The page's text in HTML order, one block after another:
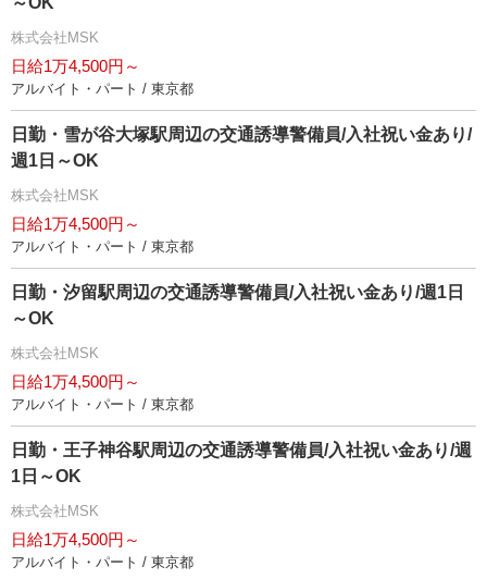
株式会社MSK
日給1万4,500円～
アルバイト・パート / 東京都
日勤・雪が谷大塚駅周辺の交通誘導警備員/入社祝い金あり/
週1日～OK
株式会社MSK
日給1万4,500円～
アルバイト・パート / 東京都
日勤・汐留駅周辺の交通誘導警備員/入社祝い金あり/週1日
～OK
株式会社MSK
日給1万4,500円～
アルバイト・パート / 東京都
日勤・王子神谷駅周辺の交通誘導警備員/入社祝い金あり/週
1日～OK
株式会社MSK
日給1万4,500円～
アルバイト・パート / 東京都